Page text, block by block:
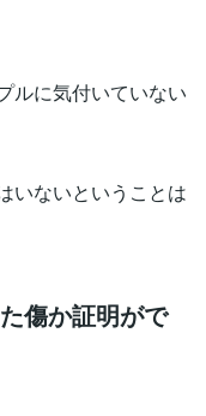
ルに気付いていない
いないということは
傷か証明がで